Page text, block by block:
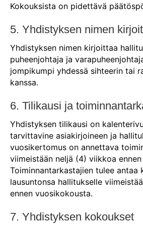
Kokouksista on pidettävä
5. Yhdistyksen nimen
Yhdistyksen nimen kirjoittaa
puheenjohtaja ja
jompikumpi yhdessä sihteerin tai
kanssa.
6. Tilikausi ja
Yhdistyksen tilikausi on
tarvittavine asiakirjoineen ja
vuosikertomus on annettava
viimeistään neljä (4) viikkoa
Toiminnantarkastajien tulee antaa
lausuntonsa hallitukselle
ennen vuosikokousta.
7. Yhdistyksen kokoukset